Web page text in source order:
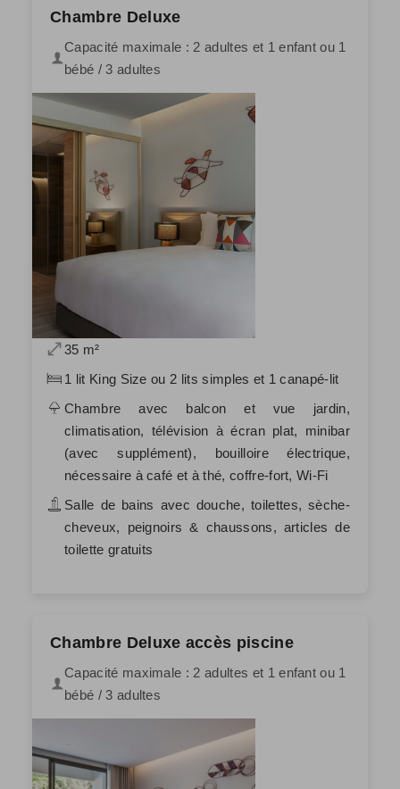
Chambre Deluxe
Capacité maximale : 2 adultes et 1 enfant ou 1
bébé / 3 adultes
35 m²
1 lit King Size ou 2 lits simples et 1 canapé-lit
Chambre avec balcon et vue jardin,
climatisation, télévision à écran plat, minibar
(avec supplément), bouilloire électrique,
nécessaire à café et à thé, coffre-fort, Wi-Fi
Salle de bains avec douche, toilettes, sèche-
cheveux, peignoirs & chaussons, articles de
toilette gratuits
Chambre Deluxe accès piscine
Capacité maximale : 2 adultes et 1 enfant ou 1
bébé / 3 adultes